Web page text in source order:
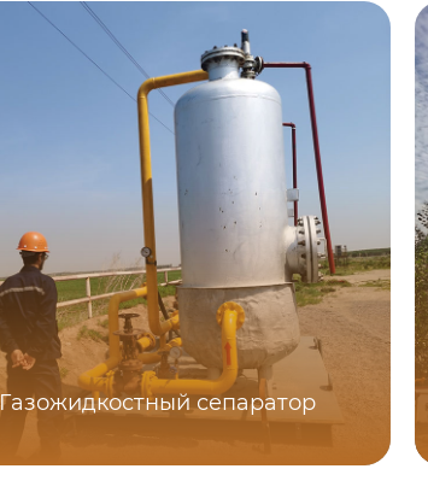
Газожидкостный сепаратор